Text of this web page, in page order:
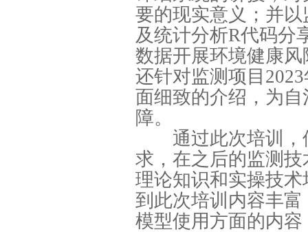
要的现实意义；并
及统计分析R代码分
数据开展环境健康
还针对监测项目
面细致的介绍，为
障。
通过此次培训，
求，在之后的监测
理论知识和实操技
到此次培训内容丰
模型使用方面的内